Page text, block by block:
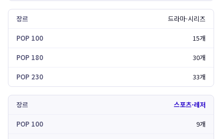
드라마·시리즈
15개
30개
33개
스포츠·레저
9개